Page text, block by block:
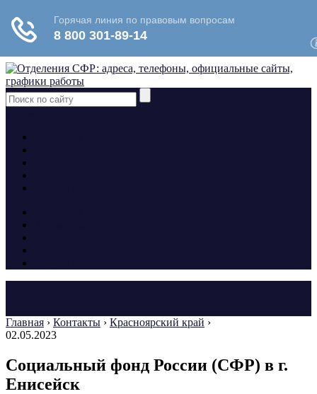
Главная › Контакты › Красноярский край ›
02.05.2023
Социальный фонд России (СФР) в г.
Енисейск